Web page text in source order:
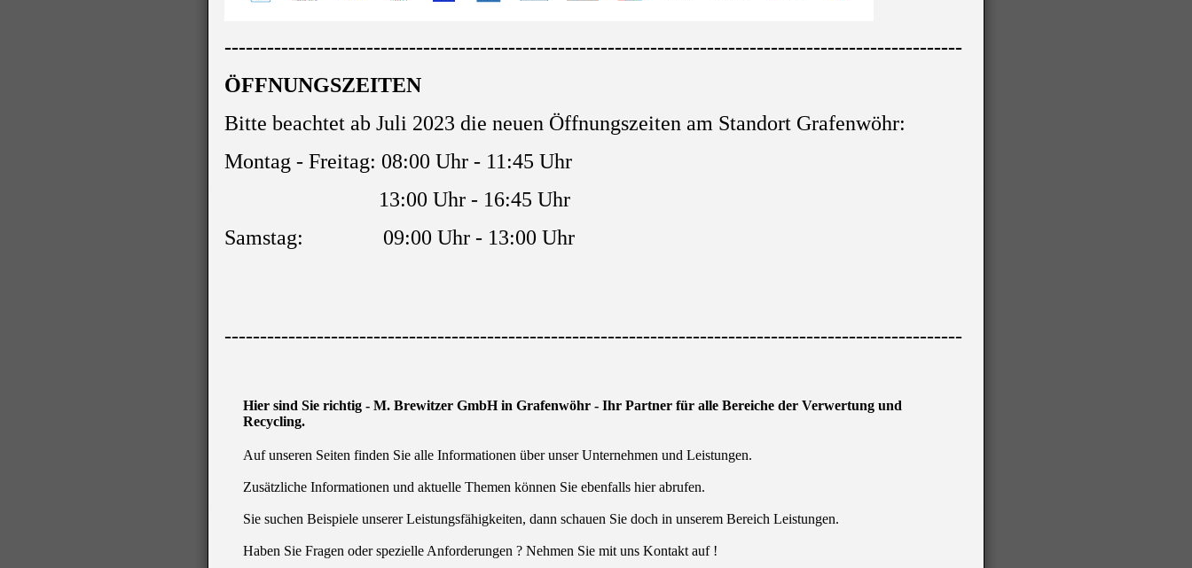
--------------------------------------------------------------------------------------------------------
ÖFFNUNGSZEITEN
Bitte beachtet ab Juli 2023 die neuen Öffnungszeiten am Standort Grafenwöhr:
Montag - Freitag: 08:00 Uhr - 11:45 Uhr
13:00 Uhr - 16:45 Uhr
Samstag: 09:00 Uhr - 13:00 Uhr
--------------------------------------------------------------------------------------------------------
Hier sind Sie richtig - M. Brewitzer GmbH in Grafenwöhr - Ihr Partner für alle Bereiche der Verwertung und
Recycling.
Auf unseren Seiten finden Sie alle Informationen über unser Unternehmen und Leistungen.
Zusätzliche Informationen und aktuelle Themen können Sie ebenfalls hier abrufen.
Sie suchen Beispiele unserer Leistungsfähigkeiten, dann schauen Sie doch in unserem Bereich Leistungen.
Haben Sie Fragen oder spezielle Anforderungen ? Nehmen Sie mit uns Kontakt auf !